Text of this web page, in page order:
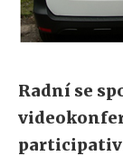
Radní se